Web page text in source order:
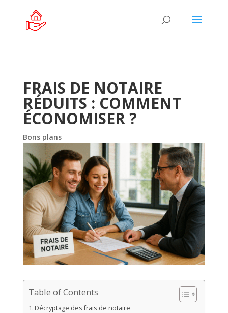
FRAIS DE NOTAIRE
RÉDUITS : COMMENT
ÉCONOMISER ?
Bons plans
Table of Contents
Décryptage des frais de notaire